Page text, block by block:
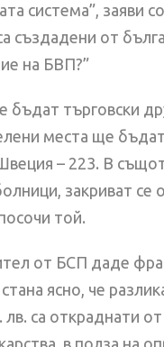
система”,
създадени от
на БВП?”
бъдат търговски
места ще
– 223. В
закриват се
той.
от БСП даде
ясно, че
са откраднати
в полза на